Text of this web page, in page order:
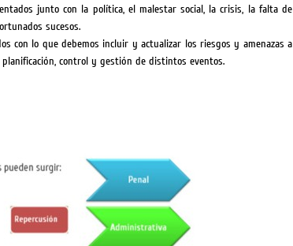
junto con la política, el malestar social, la crisis, la falta de
sucesos.
con lo que debemos incluir y actualizar los riesgos y amenazas a
control y gestión de distintos eventos.